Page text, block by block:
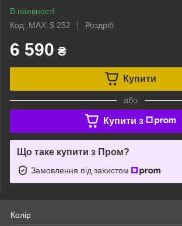
В наявності
Код: MAX-S 252
Роздріб
6 590 ₴
Купити
або
Купити з
Що таке купити з Пром?
Замовлення під захистом
Колір